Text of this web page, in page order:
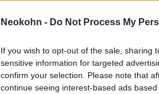
Neokohn - Do Not Process My
If you wish to opt-out of the sale, sharing
sensitive information for targeted
confirm your selection. Please note that
continue seeing interest-based ads